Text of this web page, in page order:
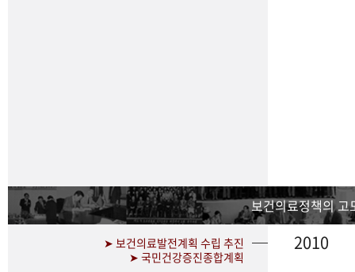
보건의료정책의 고
➤ 보건의료발전계획 수립 추진
➤ 국민건강증진종합계획
2010